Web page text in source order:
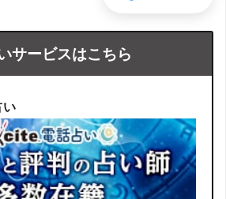
サービスはこちら
い